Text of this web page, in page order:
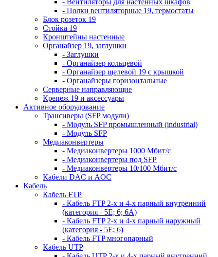
- Вентиляторы для настенных шкафов
- Полки вентиляторные 19, термостаты
Блок розеток 19
Стойка 19
Кронштейны настенные
Органайзер 19, заглушки
- Заглушки
- Органайзер кольцевой
- Органайзер щелевой 19 с крышкой
- Органайзеры горизонтальные
Серверные направляющие
Крепеж 19 и аксессуары
Активное оборудование
Трансиверы (SFP модули)
- Модуль SFP промышленный (industrial)
- Модуль SFP
Медиаконвертеры
- Медиаконвертеры 1000 Мбит/с
- Медиаконвертеры под SFP
- Медиаконвертеры 10/100 Мбит/с
Кабели DAC и AOC
Кабель
Кабель FTP
- Кабель FTP 2-х и 4-х парный внутренний
(категория - 5Е; 6; 6А)
- Кабель FTP 2-х и 4-х парный наружный
(категория - 5Е; 6)
- Кабель FTP многопарный
Кабель UTP